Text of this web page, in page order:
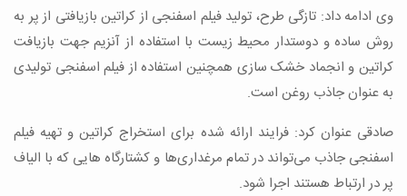
وی ادامه داد: تازگی طرح، تولید فیلم اسفنجی از کراتین بازیافتی از پر به
روش ساده و دوستدار محیط زیست با استفاده از آنزیم جهت بازیافت
کراتین و انجماد خشک سازی همچنین استفاده از فیلم اسفنجی تولیدی
به عنوان جاذب روغن است.
صادقی عنوان کرد: فرایند ارائه شده برای استخراج کراتین و تهیه فیلم
اسفنجی جاذب می‌تواند در تمام مرغداری‌ها و کشتارگاه هایی که با الیاف
پر در ارتباط هستند اجرا شود.